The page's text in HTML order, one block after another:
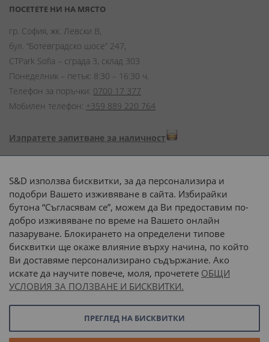
ПОСЕТЕТЕ НИ НА МЯСТО
гр. София, жк. Левски В,
бул. “Ботевградско шосе” 247,
CTPark Sofia – сграда 3, склад 303
Понеделник – петък: 8:30 – 16:30 ч.
Телефон за поръчки: 0700 17 377
Мобилен телефон: +359 889 220 764
Изпратете запитване за наличност
Начини на плащане:
Доставка до адрес с:
или
наш транспорт
S&D използва бисквитки, за да персонализира и
подобри Вашето изживяване в сайта. Избирайки
бутона “Съгласявам се”, можем да Ви предоставим по-
добро изживяване по време на Вашето онлайн
пазаруване. Блокирането на определени типове
бисквитки ще окаже влияние върху начина, по който
Ви доставяме персонализирано съдържание. Ако
искате да научите повече, моля, прочетете ОБЩИ
УСЛОВИЯ ЗА ПОЛЗВАНЕ И БИСКВИТКИ.
ПРЕГЛЕД НА БИСКВИТКИ